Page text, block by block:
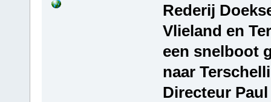
Rederij
Vlieland en
een snelboot
naar
Directeur